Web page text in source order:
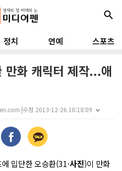
search
정치 연예 스포츠
만화 캐릭터 제작...애
|수정 2013-12-26 10:18:09
입단한 오승환(31·사진)이 만화